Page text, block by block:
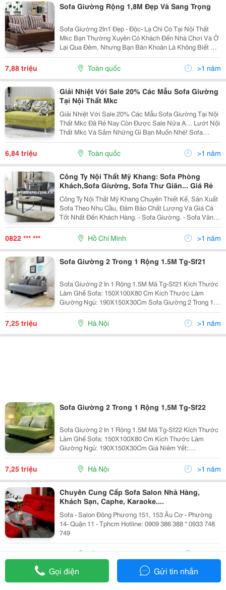
Sofa Giường Rộng 1,8M Đẹp Và Sang Trọng
Sofa Giường 2In1 Đẹp - Độc- Lạ Chỉ Có Tại Nội Thất
Mkc Bạn Thường Xuyên Có Khách Đến Nhà Chơi Và Ở
Lại Qua Đêm, Nhưng Bạn Băn Khoăn Là Không Biết Bố
Trí Người Quen Của Mình Ngủ Ở Đâu. Thì Đây Sofa
Giường 2 In 1 Là Một
7,88 triệu Toàn quốc >1 năm
Giải Nhiệt Với Sale 20% Các Mẫu Sofa Giường
Tại Nội Thất Mkc
Giải Nhiệt Với Sale 20% Các Mẫu Sofa Giường Tại Nội
Thất Mkc Đã Rẻ Nay Còn Được Sale Nữa Ạ... Lướt Nội
Thất Mkc Và Sắm Những Gì Bạn Muốn Nhé! Sofa
Giường Được Bọc Bên Ngoài Bởi L
6,84 triệu Toàn quốc >1 năm
Công Ty Nội Thất Mỹ Khang: Sofa Phòng
Khách,Sofa Giường, Sofa Thư Giãn... Giá Rẻ
Công Ty Nội Thất Mỹ Khang Chuyên Thiết Kế, Sản Xuất
Sofa Theo Nhu Cầu, Đảm Bảo Chất Lượng Và Giá Cả
Tốt Nhất Đến Khách Hàng. - Sofa Giường. - Sofa Văn
Phòng. - Sofa Gia Đình. - Sofa Thư Giãn. - Sofa Cafe. -
Sofa Karaoke. Mọi T
0822 *** *** Hồ Chí Minh >1 năm
Sofa Giường 2 Trong 1 Rộng 1.5M Tg-Sf21
Sofa Giường 2 In 1 Rộng 1.5M Mã Tg-Sf21 Kích Thước
Làm Ghế Sofa: 150X100X80 Cm Kích Thước Làm
Giường Ngủ: 190X150X30Cm Sofa Giường 2 Trong 1
Là Món Nội Thất Hiện Đại Và Tiết Kiệm Cho Không Gian
Nhà Bạn. Lựa Chọn Sofa Giường Đa Năng Chính Là M
7,25 triệu Hà Nội >1 năm
Sofa Giường 2 Trong 1 Rộng 1,5M Tg-Sf22
Sofa Giường 2 In 1 Rộng 1.5M Mã Tg-Sf22 Kích Thước
Làm Ghế Sofa: 150X100X80 Cm Kích Thước Làm
Giường Ngủ: 190X150X30Cm Giá Niêm Yết:
8.500.000Đ/Chiếc Giá Giảm: 7.250.000Đ/Chiếc Sofa
Giường 2 Trong 1 Là Món Nội Thất Hiện Đại Và Tiết
Kiệm C
7,25 triệu Hà Nội >1 năm
Chuyên Cung Cấp Sofa Salon Nhà Hàng,
Khách Sạn, Caphe, Karaoke....
Sofa - Salon Đông Phương 151, 153 Âu Cơ - Phường
14- Quận 11 - Tphcm Hotline: 0909 386 388 * 0933 748
749
0909 *** *** Hồ Chí Minh >1 năm
Gọi điện Gửi tin nhắn